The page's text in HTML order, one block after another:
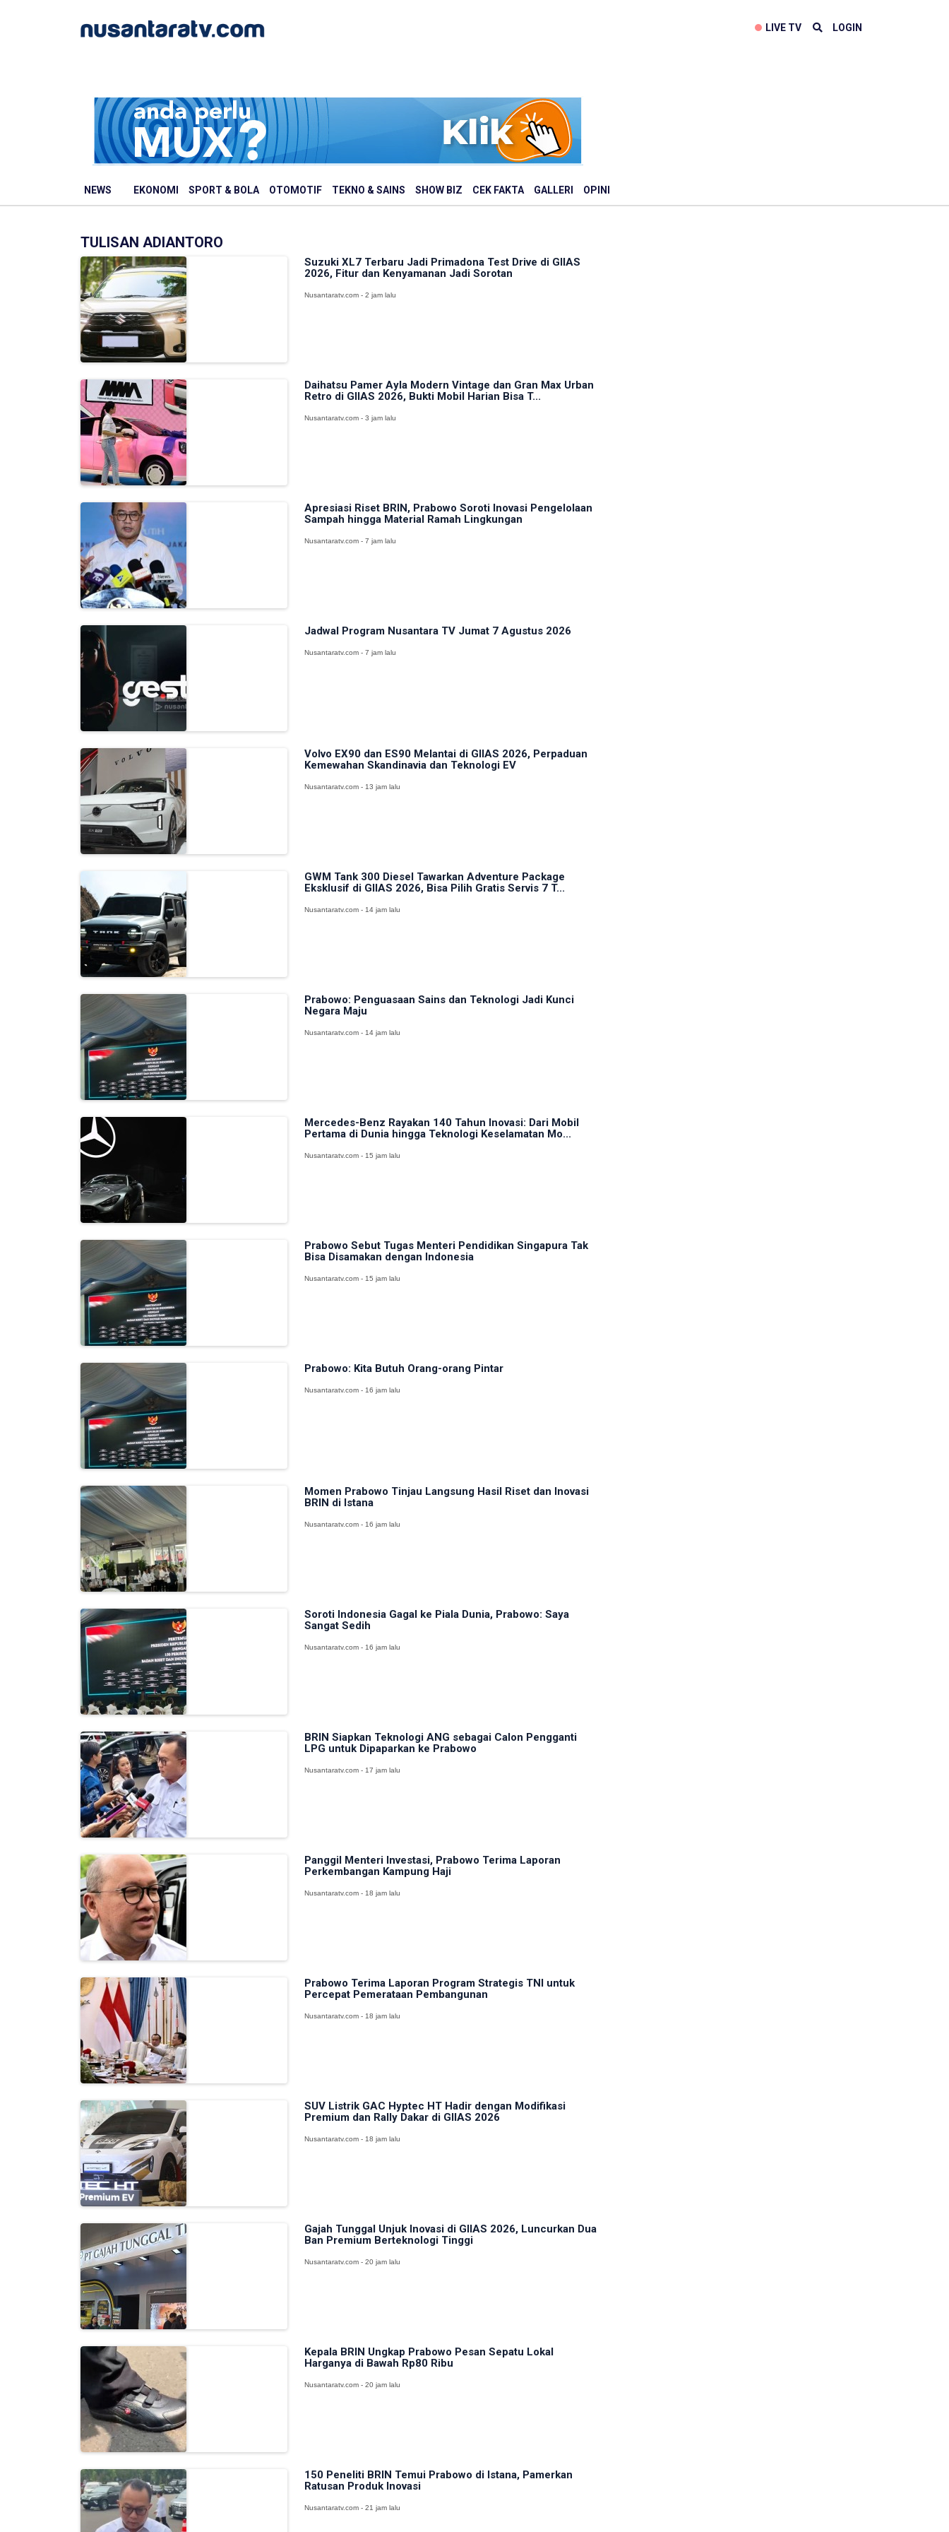
LIVE TV LOGIN
NEWS EKONOMI SPORT & BOLA OTOMOTIF TEKNO & SAINS SHOW BIZ CEK FAKTA GALLERI OPINI
TULISAN ADIANTORO
Suzuki XL7 Terbaru Jadi Primadona Test Drive di GIIAS
2026, Fitur dan Kenyamanan Jadi Sorotan
Nusantaratv.com - 2 jam lalu
Daihatsu Pamer Ayla Modern Vintage dan Gran Max Urban
Retro di GIIAS 2026, Bukti Mobil Harian Bisa T...
Nusantaratv.com - 3 jam lalu
Apresiasi Riset BRIN, Prabowo Soroti Inovasi Pengelolaan
Sampah hingga Material Ramah Lingkungan
Nusantaratv.com - 7 jam lalu
Jadwal Program Nusantara TV Jumat 7 Agustus 2026
Nusantaratv.com - 7 jam lalu
Volvo EX90 dan ES90 Melantai di GIIAS 2026, Perpaduan
Kemewahan Skandinavia dan Teknologi EV
Nusantaratv.com - 13 jam lalu
GWM Tank 300 Diesel Tawarkan Adventure Package
Eksklusif di GIIAS 2026, Bisa Pilih Gratis Servis 7 T...
Nusantaratv.com - 14 jam lalu
Prabowo: Penguasaan Sains dan Teknologi Jadi Kunci
Negara Maju
Nusantaratv.com - 14 jam lalu
Mercedes-Benz Rayakan 140 Tahun Inovasi: Dari Mobil
Pertama di Dunia hingga Teknologi Keselamatan Mo...
Nusantaratv.com - 15 jam lalu
Prabowo Sebut Tugas Menteri Pendidikan Singapura Tak
Bisa Disamakan dengan Indonesia
Nusantaratv.com - 15 jam lalu
Prabowo: Kita Butuh Orang-orang Pintar
Nusantaratv.com - 16 jam lalu
Momen Prabowo Tinjau Langsung Hasil Riset dan Inovasi
BRIN di Istana
Nusantaratv.com - 16 jam lalu
Soroti Indonesia Gagal ke Piala Dunia, Prabowo: Saya
Sangat Sedih
Nusantaratv.com - 16 jam lalu
BRIN Siapkan Teknologi ANG sebagai Calon Pengganti
LPG untuk Dipaparkan ke Prabowo
Nusantaratv.com - 17 jam lalu
Panggil Menteri Investasi, Prabowo Terima Laporan
Perkembangan Kampung Haji
Nusantaratv.com - 18 jam lalu
Prabowo Terima Laporan Program Strategis TNI untuk
Percepat Pemerataan Pembangunan
Nusantaratv.com - 18 jam lalu
SUV Listrik GAC Hyptec HT Hadir dengan Modifikasi
Premium dan Rally Dakar di GIIAS 2026
Nusantaratv.com - 18 jam lalu
Gajah Tunggal Unjuk Inovasi di GIIAS 2026, Luncurkan Dua
Ban Premium Berteknologi Tinggi
Nusantaratv.com - 20 jam lalu
Kepala BRIN Ungkap Prabowo Pesan Sepatu Lokal
Harganya di Bawah Rp80 Ribu
Nusantaratv.com - 20 jam lalu
150 Peneliti BRIN Temui Prabowo di Istana, Pamerkan
Ratusan Produk Inovasi
Nusantaratv.com - 21 jam lalu